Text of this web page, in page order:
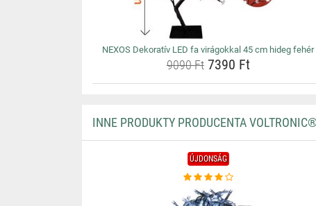
NEXOS Dekoratív LED fa virágokkal 45 cm hideg fehér
9090 Ft7390 Ft
INNE PRODUKTY PRODUCENTA
ÚJDONSÁG